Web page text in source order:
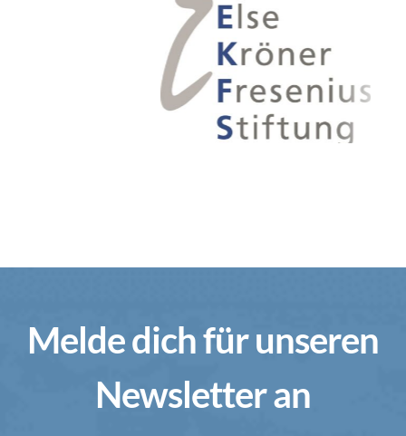
Melde dich für unseren
Newsletter an